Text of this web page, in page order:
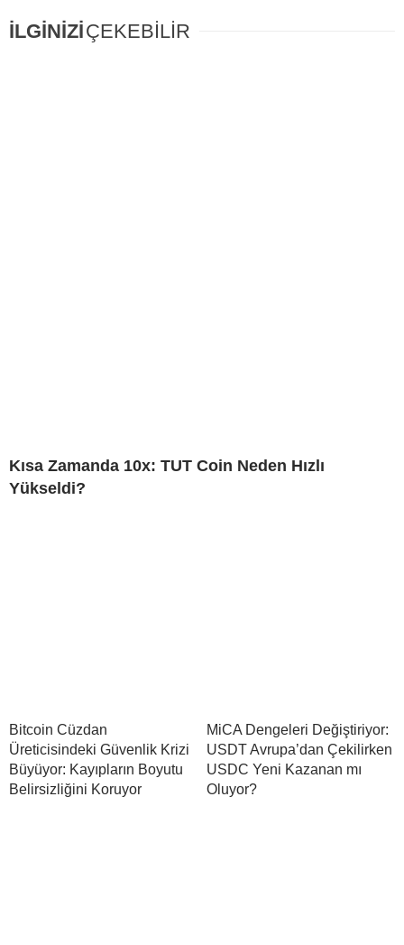
İLGİNİZİÇEKEBİLİR
Kısa Zamanda 10x: TUT Coin Neden Hızlı
Yükseldi?
Bitcoin Cüzdan
Üreticisindeki Güvenlik Krizi
Büyüyor: Kayıpların Boyutu
Belirsizliğini Koruyor
MiCA Dengeleri Değiştiriyor:
USDT Avrupa’dan Çekilirken
USDC Yeni Kazanan mı
Oluyor?